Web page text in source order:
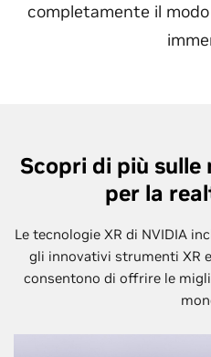
completamente il
Scopri di più
per la
Le tecnologie XR di NVIDIA
gli innovativi strumenti XR
consentono di offrire le